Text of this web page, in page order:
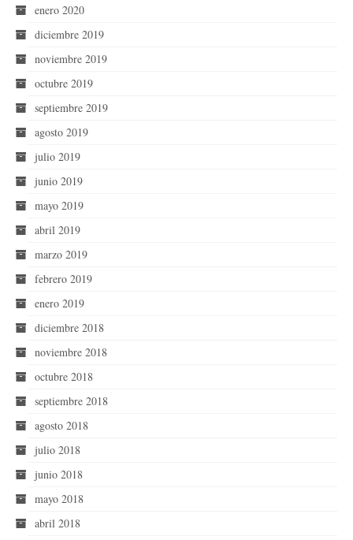
enero 2020
diciembre 2019
noviembre 2019
octubre 2019
septiembre 2019
agosto 2019
julio 2019
junio 2019
mayo 2019
abril 2019
marzo 2019
febrero 2019
enero 2019
diciembre 2018
noviembre 2018
octubre 2018
septiembre 2018
agosto 2018
julio 2018
junio 2018
mayo 2018
abril 2018